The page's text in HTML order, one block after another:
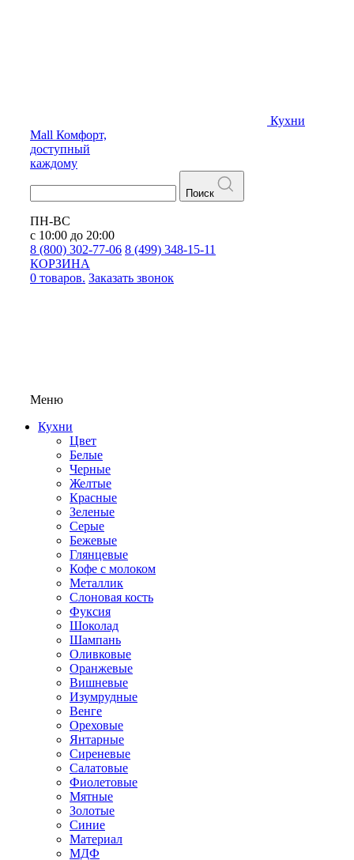
Кухни
Mall Комфорт,
доступный
каждому
Поиск
ПН-ВС
с 10:00 до 20:00
8 (800) 302-77-06 8 (499) 348-15-11
КОРЗИНА
0 товаров. Заказать звонок
Меню
Кухни
Цвет
Белые
Черные
Желтые
Красные
Зеленые
Серые
Бежевые
Глянцевые
Кофе с молоком
Металлик
Слоновая кость
Фуксия
Шоколад
Шампань
Оливковые
Оранжевые
Вишневые
Изумрудные
Венге
Ореховые
Янтарные
Сиреневые
Салатовые
Фиолетовые
Мятные
Золотые
Синие
Материал
МДФ